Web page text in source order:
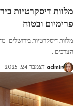
מלוות דיסקרטיות
פרימיום ובטוח
מלוות דיסקרטיות בירושלים:
הצרכים…
admin דצמבר 24, 2025